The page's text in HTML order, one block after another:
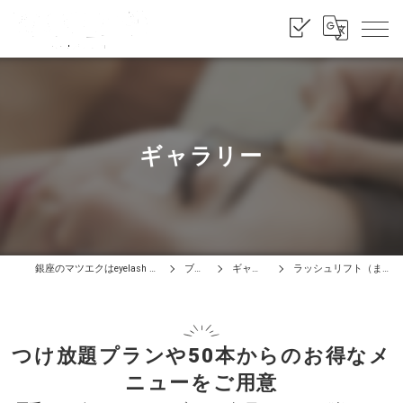
ギャラリー
銀座のマツエクはeyelash salon RACOTA ブログ ギャラリー ラッシュリフト（まつげパーマ）
つけ放題プランや50本からのお得なメ
ニューをご用意